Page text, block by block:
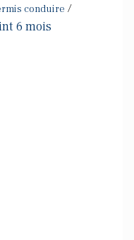
conduire /
6 mois